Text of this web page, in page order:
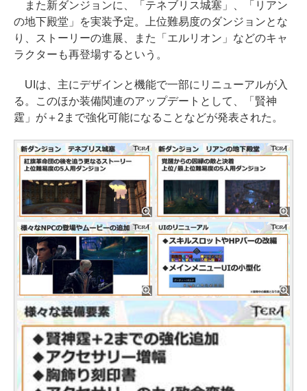
また新ダンジョンに、「テネブリス城塞」、「リアン
の地下殿堂」を実装予定。上位難易度のダンジョンとな
り、ストーリーの進展、また「エルリオン」などのキャ
ラクターも再登場するという。
UIは、主にデザインと機能で一部にリニューアルが入
る。このほか装備関連のアップデートとして、「賢神
霆」が＋2まで強化可能になることなどが発表された。